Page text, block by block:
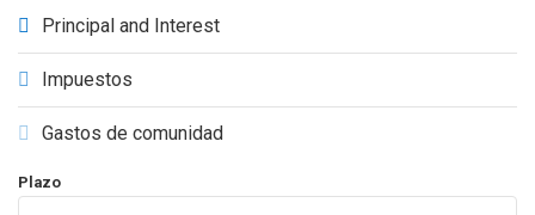
Principal and Interest
Impuestos
Gastos de comunidad
Plazo